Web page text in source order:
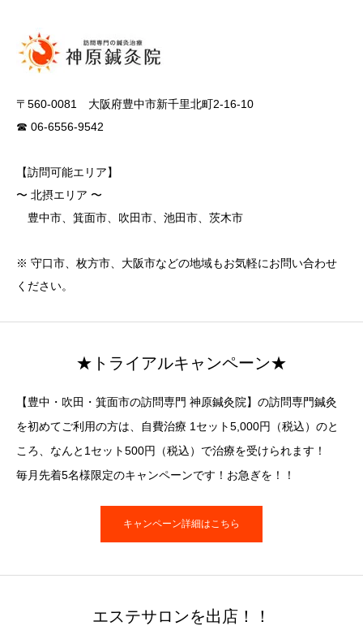
〒560-0081 大阪府豊中市新千里北町2-16-10
☎ 06-6556-9542
【訪問可能エリア】
〜 北摂エリア 〜
豊中市、箕面市、吹田市、池田市、茨木市
※ 守口市、枚方市、大阪市などの地域もお気軽にお問い合わせ
ください。
★トライアルキャンペーン★
【豊中・吹田・箕面市の訪問専門 神原鍼灸院】の訪問専門鍼灸
を初めてご利用の方は、自費治療 1セット5,000円（税込）のと
ころ、なんと1セット500円（税込）で治療を受けられます！
毎月先着5名様限定のキャンペーンです！お急ぎを！！
キャンペーン詳細はこちら
エステサロンを出店！！